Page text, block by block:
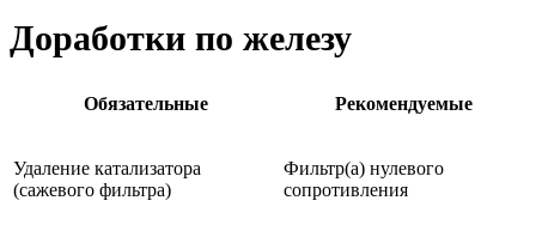
Доработки по железу
Обязательные Рекомендуемые
Удаление катализатора
(сажевого фильтра)
Фильтр(а) нулевого
сопротивления